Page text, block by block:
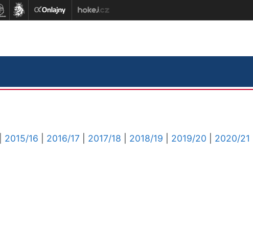
2015/16 2016/17 2017/18 2018/19 2019/20
2020/21